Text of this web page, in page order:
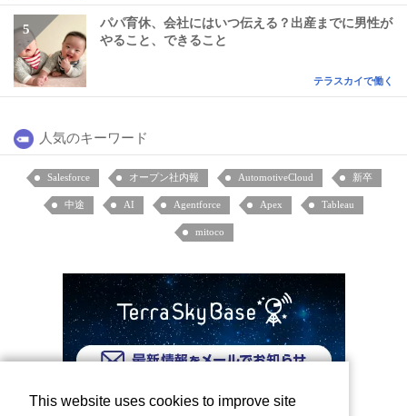
パパ育休、会社にはいつ伝える？出産までに男性が
やること、できること
テラスカイで働く
人気のキーワード
Salesforce オープン社内報 AutomotiveCloud 新卒
中途 AI Agentforce Apex Tableau
mitoco
This website uses cookies to improve site